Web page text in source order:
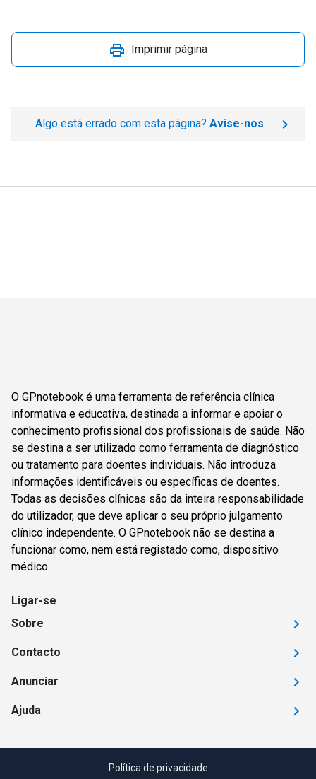
Imprimir página
Algo está errado com esta página? Avise-nos
O GPnotebook é uma ferramenta de referência clínica
informativa e educativa, destinada a informar e apoiar o
conhecimento profissional dos profissionais de saúde. Não
se destina a ser utilizado como ferramenta de diagnóstico
ou tratamento para doentes individuais. Não introduza
informações identificáveis ou específicas de doentes.
Todas as decisões clínicas são da inteira responsabilidade
do utilizador, que deve aplicar o seu próprio julgamento
clínico independente. O GPnotebook não se destina a
funcionar como, nem está registado como, dispositivo
médico.
Ligar-se
Sobre
Contacto
Anunciar
Ajuda
Política de privacidade